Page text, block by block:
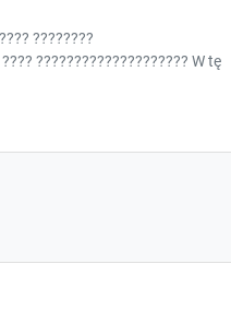
????????
???????????????????? W tę